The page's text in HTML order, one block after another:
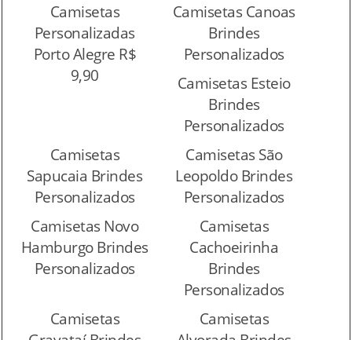
Camisetas
Personalizadas
Porto Alegre R$
9,90
Camisetas Canoas
Brindes
Personalizados
Camisetas Esteio
Brindes
Personalizados
Camisetas
Sapucaia Brindes
Personalizados
Camisetas São
Leopoldo Brindes
Personalizados
Camisetas Novo
Hamburgo Brindes
Personalizados
Camisetas
Cachoeirinha
Brindes
Personalizados
Camisetas
Camisetas